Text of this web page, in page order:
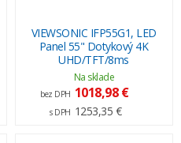
VIEWSONIC IFP55G1, LED
Panel 55" Dotykový 4K
UHD/TFT/8ms
Na sklade
bez DPH 1018,98 €
s DPH 1253,35 €